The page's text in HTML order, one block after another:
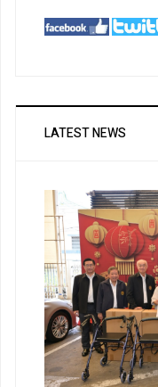
LATEST NEWS